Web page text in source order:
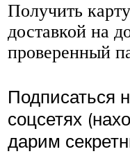
Получить
доставкой на
проверенный
Подписаться
соцсетях
дарим